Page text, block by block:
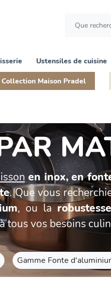
Ustensiles de cuisine
Collection Maison Pradel
en inox, en
. Que vous
, ou la
tous vos besoins
Gamme Fonte